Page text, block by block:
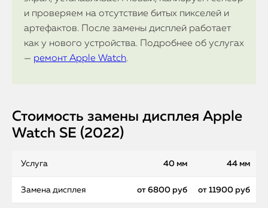
и проверяем на отсутствие битых пикселей и
артефактов. После замены дисплей работает
как у нового устройства. Подробнее об услугах
— ремонт Apple Watch.
Стоимость замены дисплея Apple
Watch SE (2022)
Услуга 40 мм 44 мм
Замена дисплея от 6800 руб от 11900 руб